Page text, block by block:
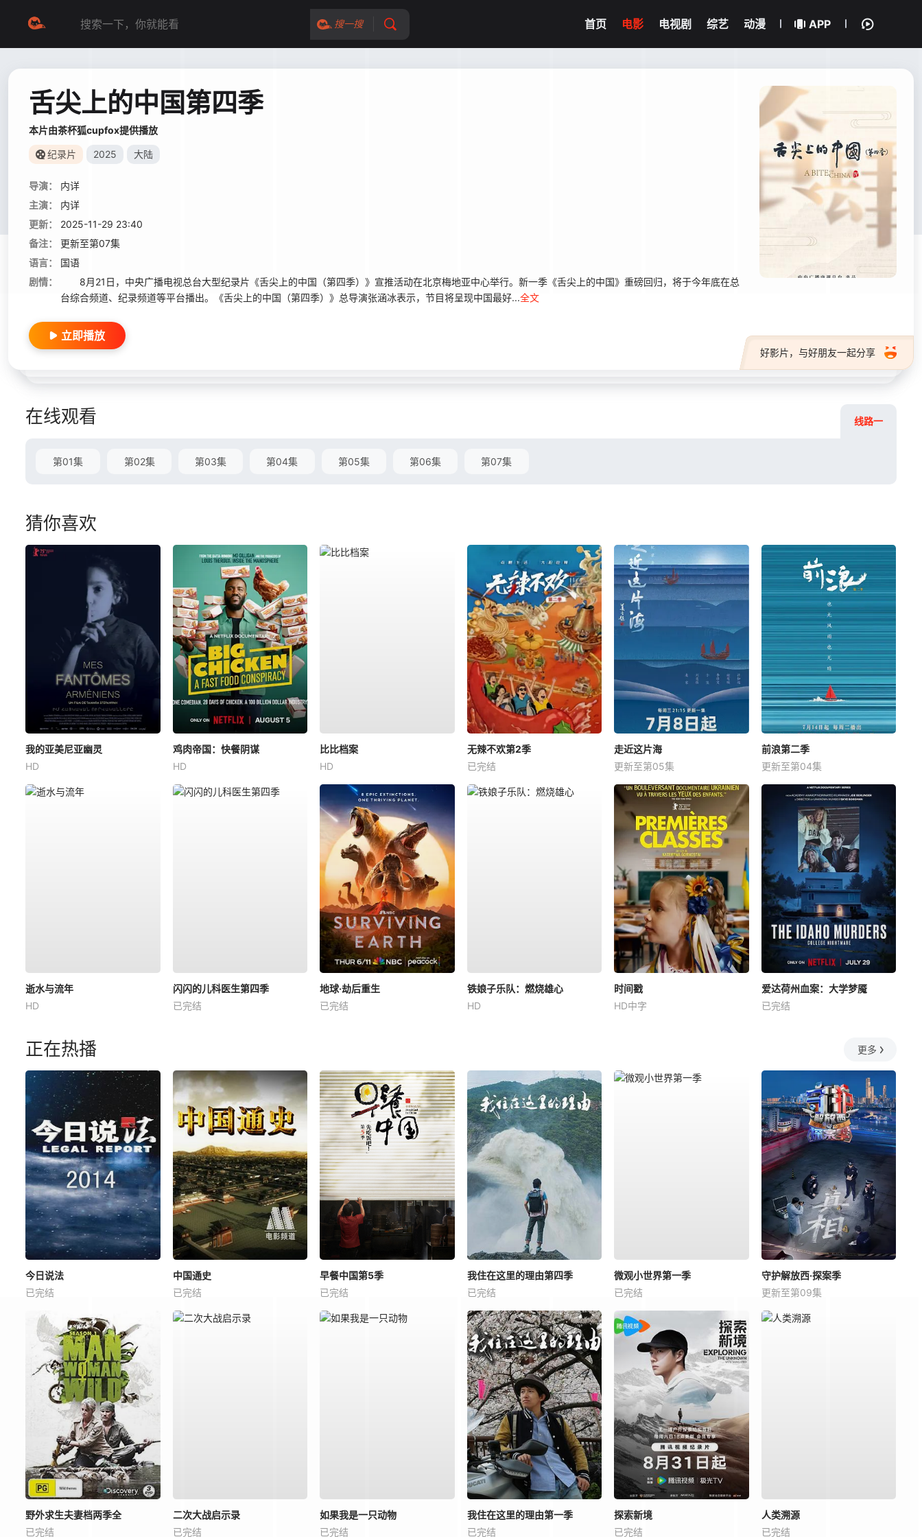
搜一搜 首页 电影 电视剧 综艺 动漫 APP
舌尖上的中国第四季
本片由茶杯狐cupfox提供播放
纪录片 2025 大陆
导演：
内详
主演：
内详
更新：
2025-11-29 23:40
备注：
更新至第07集
语言：
国语
剧情：
8月21日，中央广播电视总台大型纪录片《舌尖上的中国（第四季）》宣推活动在北京梅地亚中心举行。新一季《舌尖上的中国》重磅回归，将于今年底在总
台综合频道、纪录频道等平台播出。《舌尖上的中国（第四季）》总导演张涵冰表示，节目将呈现中国最好...全文
好影片，与好朋友一起分享
立即播放
在线观看 线路一
第01集 第02集 第03集 第04集 第05集 第06集 第07集
猜你喜欢
我的亚美尼亚幽灵
HD
鸡肉帝国：快餐阴谋
HD
比比档案
HD
无辣不欢第2季
已完结
走近这片海
更新至第05集
前浪第二季
更新至第04集
逝水与流年
HD
闪闪的儿科医生第四季
已完结
地球·劫后重生
已完结
铁娘子乐队：燃烧雄心
HD
时间戳
HD中字
爱达荷州血案：大学梦魇
已完结
正在热播 更多
今日说法
已完结
中国通史
已完结
早餐中国第5季
已完结
我住在这里的理由第四季
已完结
微观小世界第一季
已完结
守护解放西·探案季
更新至第09集
野外求生夫妻档两季全
已完结
二次大战启示录
已完结
如果我是一只动物
已完结
我住在这里的理由第一季
已完结
探索新境
已完结
人类溯源
已完结